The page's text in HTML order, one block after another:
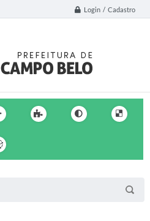
Login / Cadastro